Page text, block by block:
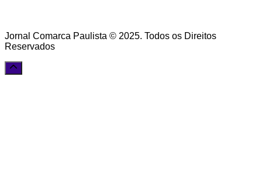
Jornal Comarca Paulista © 2025. Todos os Direitos
Reservados